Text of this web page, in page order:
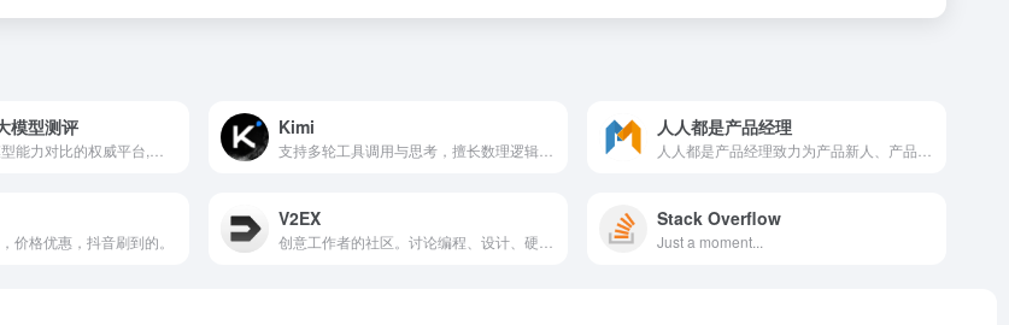
模型测评 Kimi 人人都是产品经理
价格优惠，抖音刷到的。
V2EX Stack Overflow
Just a moment...